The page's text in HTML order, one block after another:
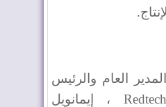
.
العام والرئيس
Redtech ، إيمانويل